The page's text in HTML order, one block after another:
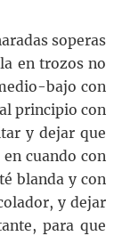
soperas
en trozos no
bajo con
principio con
y dejar que
cuando con
blanda y con
y dejar
para que